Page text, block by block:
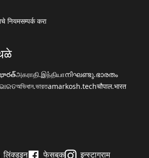
नियमसम्पर्क करा
அகராதி.இந்தியாനിഘണ്ടു.ഭാരതം
অভিধান.ভারতamarkosh.techचौपाल.भारत
लिंक्डइन फेसबुक इन्स्टाग्राम